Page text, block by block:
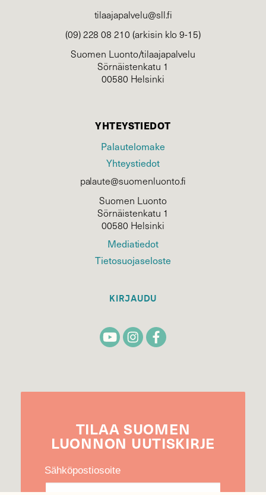
tilaajapalvelu@sll.fi
(09) 228 08 210 (arkisin klo 9-15)
Suomen Luonto/tilaajapalvelu
Sörnäistenkatu 1
00580 Helsinki
YHTEYSTIEDOT
Palautelomake
Yhteystiedot
palaute@suomenluonto.fi
Suomen Luonto
Sörnäistenkatu 1
00580 Helsinki
Mediatiedot
Tietosuojaseloste
KIRJAUDU
TILAA SUOMEN
LUONNON UUTIS­KIRJE
Sähköpostiosoite